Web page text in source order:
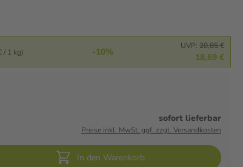
/ 1 kg) -10%
UVP: 20,85 €
18,69 €
sofort lieferbar
Preise inkl. MwSt. ggf. zzgl. Versandkosten
In den Warenkorb